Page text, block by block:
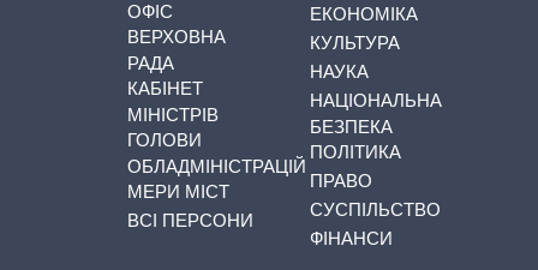
ОФІС
ВЕРХОВНА
РАДА
КАБІНЕТ
МІНІСТРІВ
ГОЛОВИ
ОБЛАДМІНІСТРАЦІЙ
МЕРИ МІСТ
ВСІ ПЕРСОНИ
ЕКОНОМІКА
КУЛЬТУРА
НАУКА
НАЦІОНАЛЬНА
БЕЗПЕКА
ПОЛІТИКА
ПРАВО
СУСПІЛЬСТВО
ФІНАНСИ